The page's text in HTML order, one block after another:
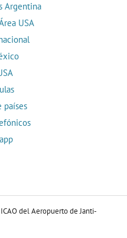
Argentina
USA
países
del Aeropuerto de Janti-